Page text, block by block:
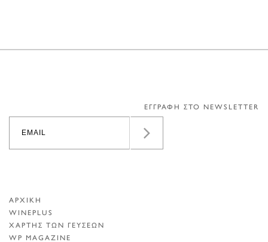
ΕΓΓΡΑΦΗ ΣΤΟ NEWSLETTER
ΑΡΧΙΚΗ
WINEPLUS
ΧΑΡΤΗΣ ΤΩΝ ΓΕΥΣΕΩΝ
WP MAGAZINE